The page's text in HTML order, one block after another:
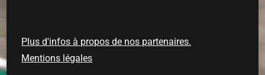
Plus d'infos à propos de nos partenaires.
Mentions légales